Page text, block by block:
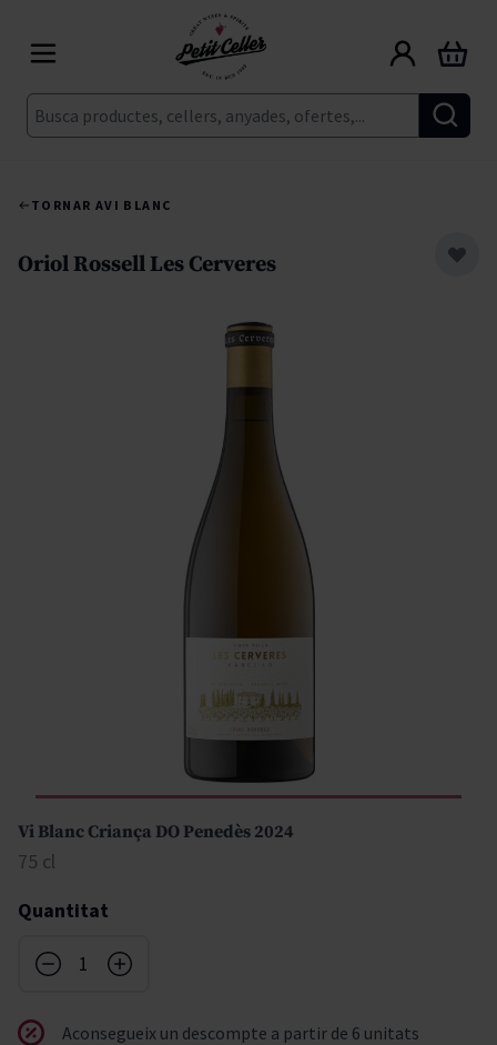
Cerca
Cart
TORNAR AVI BLANC
Oriol Rossell Les Cerveres
Vi Blanc Criança DO Penedès 2024
75 cl
Quantitat
Aconsegueix un descompte a partir de 6 unitats